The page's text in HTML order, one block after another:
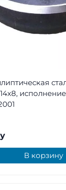
исполнение
В корзину